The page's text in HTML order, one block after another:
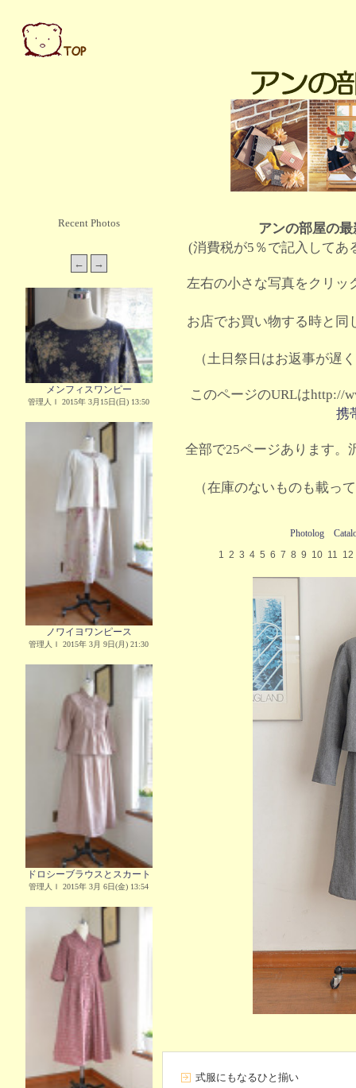
Recent Photos
メンフィスワンピー
管理人Ｉ 2015年 3月15日(日) 13:50
ノワイヨワンピース
管理人Ｉ 2015年 3月 9日(月) 21:30
ドロシーブラウスとスカート
管理人Ｉ 2015年 3月 6日(金) 13:54
アンの部屋の
(消費税が5％で記入してあ
左右の小さな写真をクリッ
お店でお買い物する時と同
（土日祭日はお返事が遅
このページのURLはhttp://
携
全部で25ページあります。
（在庫のないものも載っ
Photolog
1 2 3 4 5 6 7 8 9 10 11 12
式服にもなるひと揃い